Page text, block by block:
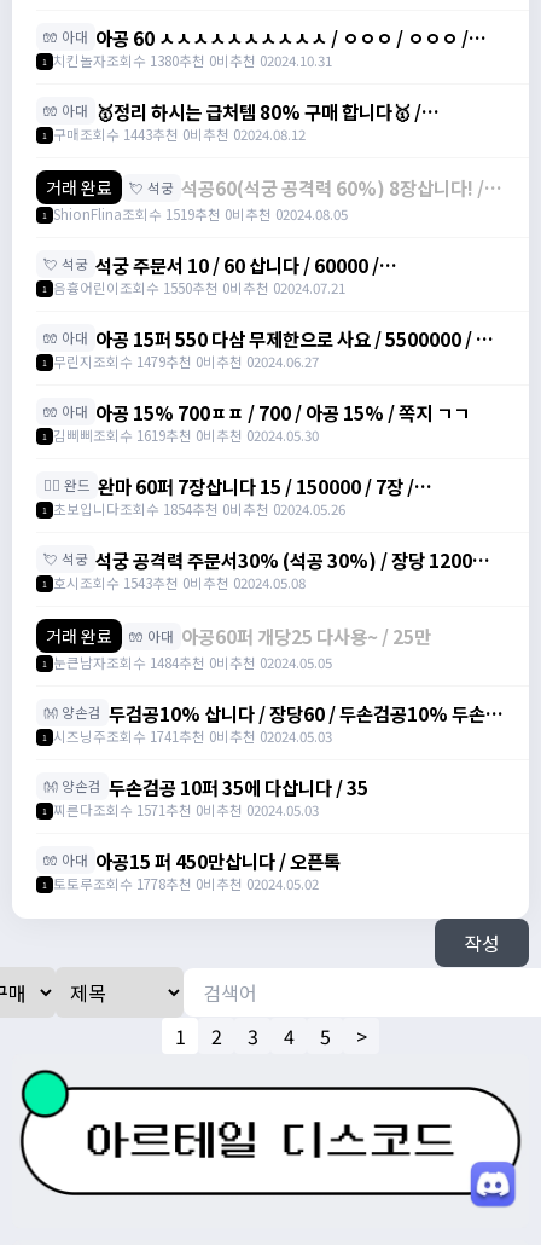
🧤 아대 아공 60 ㅅㅅㅅㅅㅅㅅㅅㅅㅅㅅ / ㅇㅇㅇ / ㅇㅇㅇ /
https://open.kakao.com/o/g9JtGnXg
1 치킨놀자조회수 1380추천 0비추천 02024.10.31
🧤 아대 🥇정리 하시는 급처템 80% 구매 합니다🥇 /
https://open.kakao.com/o/sq2dtyIg
1 구매조회수 1443추천 0비추천 02024.08.12
거래 완료 💘 석궁 석공60(석궁 공격력 60%) 8장삽니다! /
장당 9만 / ShionFlina#zKvpL
1 ShionFlina조회수 1519추천 0비추천 02024.08.05
💘 석궁 석궁 주문서 10 / 60 삽니다 / 60000 /
https://open.kakao.com/o/sviFj5Dg
1 음흉어린이조회수 1550추천 0비추천 02024.07.21
🧤 아대 아공 15퍼 550 다삼 무제한으로 사요 / 5500000 / 아
대공격력15%주문서 / 카톡 / minnn113
1 무린지조회수 1479추천 0비추천 02024.06.27
🧤 아대 아공 15% 700ㅍㅍ / 700 / 아공 15% / 쪽지 ㄱㄱ
1 김삐삐조회수 1619추천 0비추천 02024.05.30
🧙‍♀️ 완드 완마 60퍼 7장삽니다 15 / 150000 / 7장 /
https://open.kakao.com/o/sodhnUYf
1 초보입니다조회수 1854추천 0비추천 02024.05.26
💘 석궁 석궁 공격력 주문서30% (석공 30%) / 장당 1200만
삽니다 / https://open.kakao.com/o/sWCAlvRf
1 호시조회수 1543추천 0비추천 02024.05.08
거래 완료 🧤 아대 아공60퍼 개당25 다사용~ / 25만
1 눈큰남자조회수 1484추천 0비추천 02024.05.05
👐 양손검 두검공10% 삽니다 / 장당60 / 두손검공10% 두손검
공격력 주문서 10% /
1 시즈닝주조회수 1741추천 0비추천 02024.05.03
👐 양손검 두손검공 10퍼 35에 다삽니다 / 35
1 찌른다조회수 1571추천 0비추천 02024.05.03
🧤 아대 아공15 퍼 450만삽니다 / 오픈톡
1 토토루조회수 1778추천 0비추천 02024.05.02
작성
1 2 3 4 5 >